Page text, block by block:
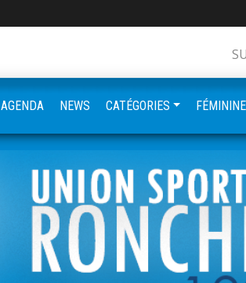
AGENDA NEWS CATÉGORIES